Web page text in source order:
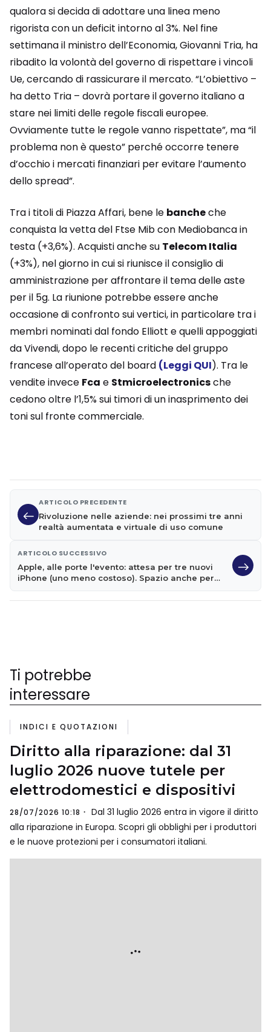
qualora si decida di adottare una linea meno
rigorista con un deficit intorno al 3%. Nel fine
settimana il ministro dell’Economia, Giovanni Tria, ha
ribadito la volontà del governo di rispettare i vincoli
Ue, cercando di rassicurare il mercato. “L’obiettivo –
ha detto Tria – dovrà portare il governo italiano a
stare nei limiti delle regole fiscali europee.
Ovviamente tutte le regole vanno rispettate”, ma “il
problema non è questo” perché occorre tenere
d’occhio i mercati finanziari per evitare l’aumento
dello spread”.
Tra i titoli di Piazza Affari, bene le bancheche
conquista la vetta del Ftse Mib con Mediobanca in
testa (+3,6%). Acquisti anche su Telecom Italia
(+3%), nel giorno in cui si riunisce il consiglio di
amministrazione per affrontare il tema delle aste
per il 5g. La riunione potrebbe essere anche
occasione di confronto sui vertici, in particolare tra i
membri nominati dal fondo Elliott e quelli appoggiati
da Vivendi, dopo le recenti critiche del gruppo
francese all’operato del board (Leggi QUI). Tra le
vendite invece Fca e Stmicroelectronicsche
cedono oltre l’1,5% sui timori di un inasprimento dei
toni sul fronte commerciale.
ARTICOLO PRECEDENTE
Rivoluzione nelle aziende: nei prossimi tre anni
realtà aumentata e virtuale di uso comune
ARTICOLO SUCCESSIVO
Apple, alle porte l'evento: attesa per tre nuovi
iPhone (uno meno costoso). Spazio anche per
Ti potrebbe
interessare
INDICI E QUOTAZIONI
Diritto alla riparazione: dal 31
luglio 2026 nuove tutele per
elettrodomestici e dispositivi
28/07/2026 10:18
Dal 31 luglio 2026 entra in vigore il diritto
alla riparazione in Europa. Scopri gli obblighi per i produttori
e le nuove protezioni per i consumatori italiani.